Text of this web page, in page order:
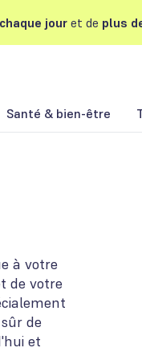
jouret de plus
Santé & bien-être
à votre
de votre
de
et